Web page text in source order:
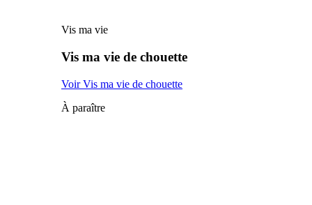
Vis ma vie
Vis ma vie de chouette
Voir Vis ma vie de chouette
À paraître